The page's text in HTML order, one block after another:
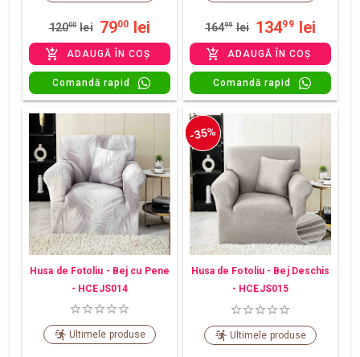
12000 lei 7900 lei
ADAUGĂ ÎN COȘ
Comandă rapid
16499 lei 13499 lei
ADAUGĂ ÎN COȘ
Comandă rapid
Husa de Fotoliu - Bej cu Pene
- HCEJS014
Ultimele produse
-35%
Husa de Fotoliu - Bej Deschis
- HCEJS015
Ultimele produse